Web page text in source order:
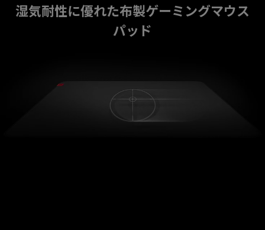
湿気耐性に優れた布製ゲーミングマウス
パッド